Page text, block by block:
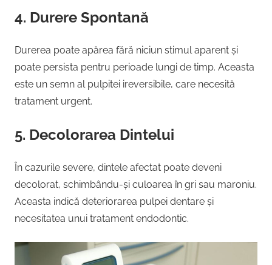
4. Durere Spontană
Durerea poate apărea fără niciun stimul aparent și
poate persista pentru perioade lungi de timp. Aceasta
este un semn al pulpitei ireversibile, care necesită
tratament urgent.
5. Decolorarea Dintelui
În cazurile severe, dintele afectat poate deveni
decolorat, schimbându-și culoarea în gri sau maroniu.
Aceasta indică deteriorarea pulpei dentare și
necesitatea unui tratament endodontic.